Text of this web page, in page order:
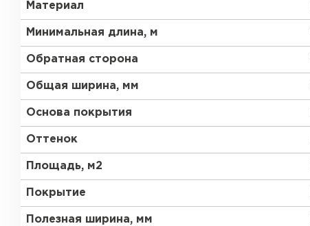
Материал
Минимальная длина, м
Обратная сторона
Общая ширина, мм
Основа покрытия
Оттенок
Площадь, м2
Покрытие
Полезная ширина, мм